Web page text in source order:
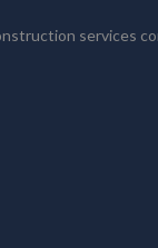
services